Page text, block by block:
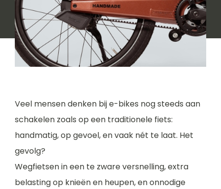
Veel mensen denken bij e-bikes nog steeds aan
schakelen zoals op een traditionele fiets:
handmatig, op gevoel, en vaak nét te laat. Het
gevolg?
Wegfietsen in een te zware versnelling, extra
belasting op knieën en heupen, en onnodige